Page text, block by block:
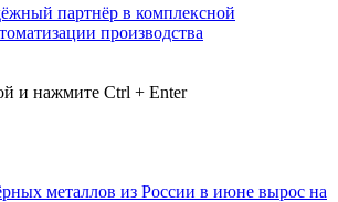
партнёр в комплексной
производства
и нажмите Ctrl + Enter
металлов из России в июне вырос на